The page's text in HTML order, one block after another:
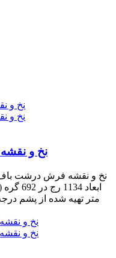
نخ و نقشه
متر تهیه شده از پشم